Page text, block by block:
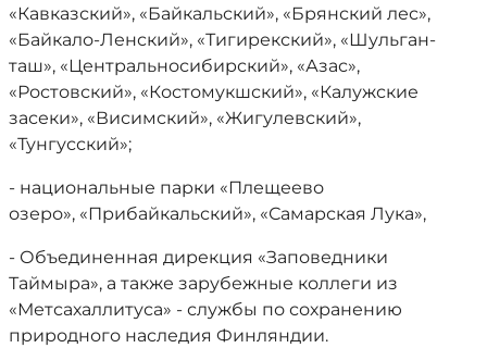
«Кавказский», «Байкальский», «Брянский лес»,
«Байкало-Ленский», «Тигирекский», «Шульган-
таш», «Центральносибирский», «Азас»,
«Ростовский», «Костомукшский», «Калужские
засеки», «Висимский», «Жигулевский»,
«Тунгусский»;
- национальные парки «Плещеево
озеро», «Прибайкальский», «Самарская Лука»,
- Объединенная дирекция «Заповедники
Таймыра», а также зарубежные коллеги из
«Метсахаллитуса» - службы по сохранению
природного наследия Финляндии.